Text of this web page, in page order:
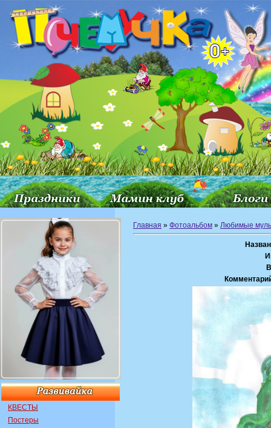
КВЕСТЫ
Постеры
Главная » Фотоальбом » Любимые